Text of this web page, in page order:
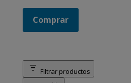
Comprar
Filtrar productos